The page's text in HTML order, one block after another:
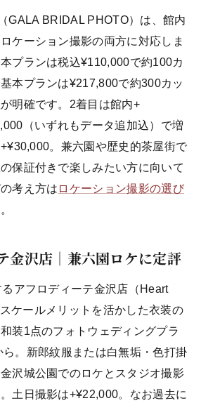
GALA BRIDAL PHOTO）は、館内
ケーション撮影の両方に対応しま
プランは税込¥110,000で約100カ
本プランは¥217,800で約300カッ
明確です。2着目は館内+
（いずれもデータ追加込）で増
。兼六園や歴史的茶屋街で
保証付きで楽しみたい方に向いて
考え方は ロケーション撮影の選び
金沢店｜兼六園ロケに定評
アフロディーテ金沢店（Heart
ケールメリットを活かした衣装の
装1点のフォトウェディングプラ
。新郎紋服または白無垢・色打掛
沢城公園でのロケとスタジオ撮影
土日撮影は+¥22,000。なお過去に